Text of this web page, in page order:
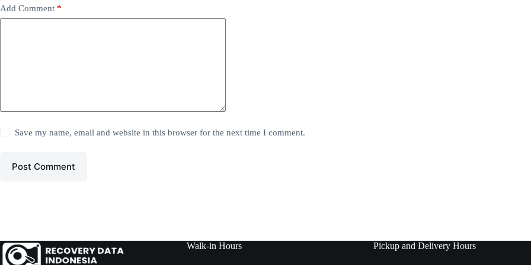
Add Comment *
Save my name, email and website in this browser for the next time I comment.
Post Comment
Walk-in Hours Pickup and Delivery Hours